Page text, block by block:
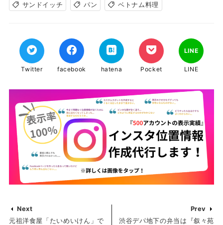
サンドイッチ パン ベトナム料理
Twitter facebook hatena Pocket
LINE
LINE
Next
元祖洋食屋「たいめいけん」で
Prev
渋谷デパ地下の弁当は『叙々苑